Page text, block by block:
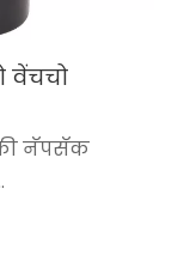
वेंचचो
नॅपसॅक